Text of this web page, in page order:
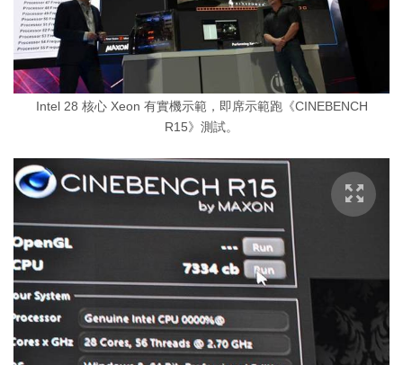
Intel 28 核心 Xeon 有實機示範，即席示範跑《CINEBENCH
R15》測試。